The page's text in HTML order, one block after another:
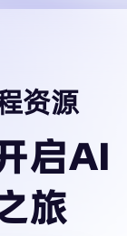
资源
启AI
旅